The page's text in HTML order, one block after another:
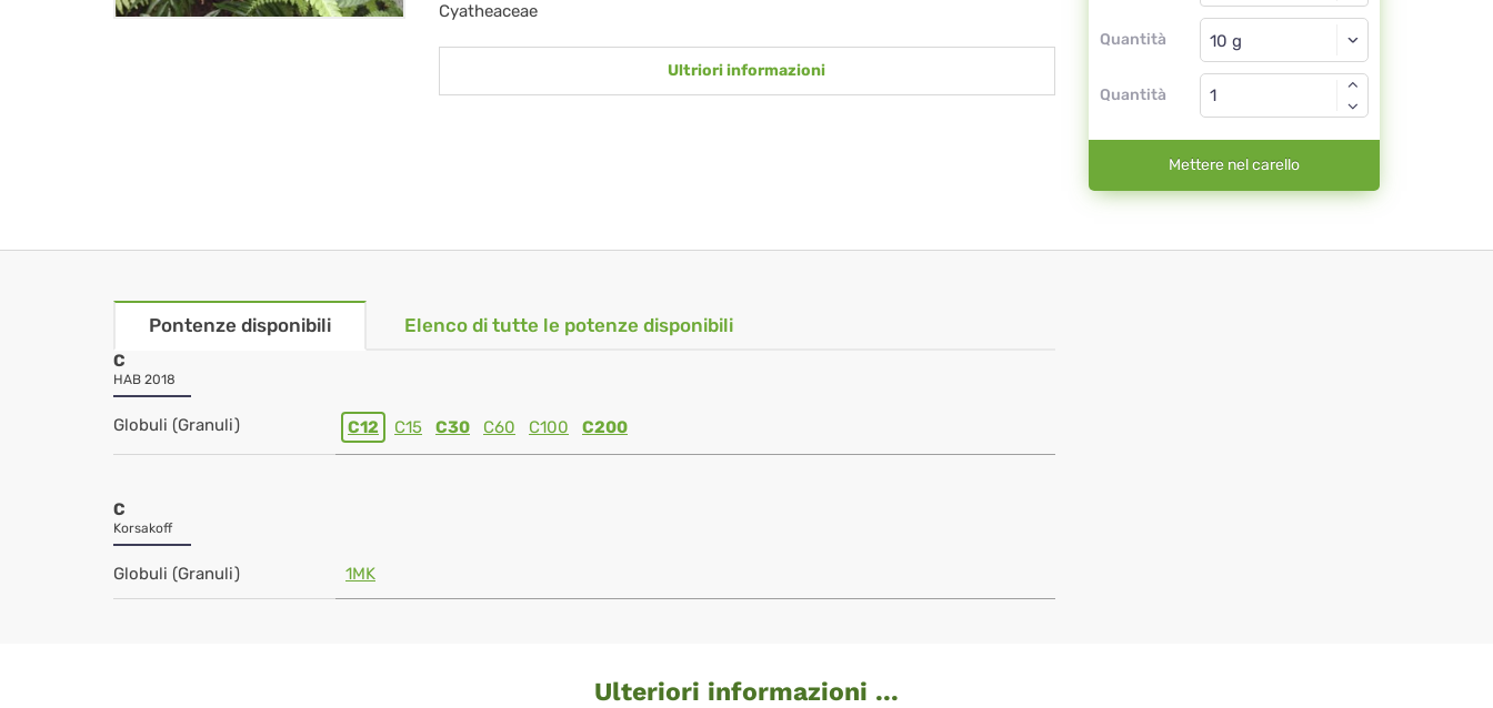
Cyatheaceae
Ultriori informazioni
Quantità
Globuli
Quantità
Mettere nel carello
Pontenze disponibili Elenco di tutte le potenze disponibili
C
HAB 2018
Globuli (Granuli) C12 C15 C30 C60 C100 C200
C
Korsakoff
Globuli (Granuli) 1MK
Ulteriori informazioni ...